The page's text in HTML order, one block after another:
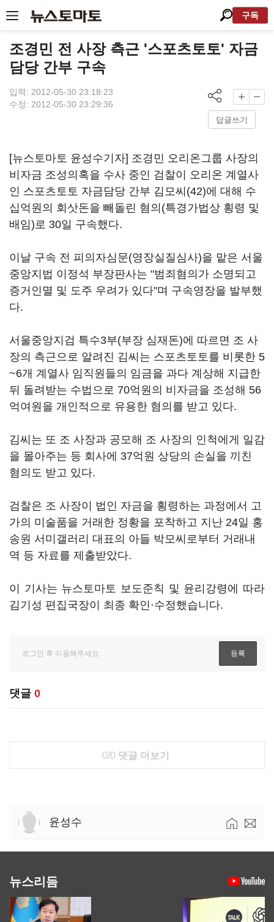
구독
조경민 전 사장 측근 '스포츠토토' 자금
담당 간부 구속
입력: 2012-05-30 23:18:23
수정: 2012-05-30 23:29:36
답글쓰기
[뉴스토마토 윤성수기자] 조경민 오리온그룹 사장의
비자금 조성의혹을 수사 중인 검찰이 오리온 계열사
인 스포츠토토 자금담당 간부 김모씨(42)에 대해 수
십억원의 회삿돈을 빼돌린 혐의(특경가법상 횡령 및
배임)로 30일 구속했다.
이날 구속 전 피의자심문(영장실질심사)을 맡은 서울
중앙지법 이정석 부장판사는 "범죄혐의가 소명되고
증거인멸 및 도주 우려가 있다"며 구속영장을 발부했
다.
서울중앙지검 특수3부(부장 심재돈)에 따르면 조 사
장의 측근으로 알려진 김씨는 스포츠토토를 비롯한 5
~6개 계열사 임직원들의 임금을 과다 계상해 지급한
뒤 돌려받는 수법으로 70억원의 비자금을 조성해 56
억여원을 개인적으로 유용한 혐의를 받고 있다.
김씨는 또 조 사장과 공모해 조 사장의 인척에게 일감
을 몰아주는 등 회사에 37억원 상당의 손실을 끼친
혐의도 받고 있다.
검찰은 조 사장이 법인 자금을 횡령하는 과정에서 고
가의 미술품을 거래한 정황을 포착하고 지난 24일 홍
송원 서미갤러리 대표의 아들 박모씨로부터 거래내
역 등 자료를 제출받았다.
이 기사는 뉴스토마토 보도준칙 및 윤리강령에 따라
김기성 편집국장이 최종 확인·수정했습니다.
댓글 0
0/0 댓글 더보기
윤성수
뉴스리듬